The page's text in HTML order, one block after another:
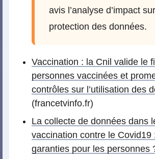
avis l’analyse d’impact
protection des données.
Vaccination : la Cnil valide le
personnes vaccinées et
contrôles sur l’utilisation des
(francetvinfo.fr)
La collecte de données dans
vaccination contre le Covid19
garanties pour les personnes